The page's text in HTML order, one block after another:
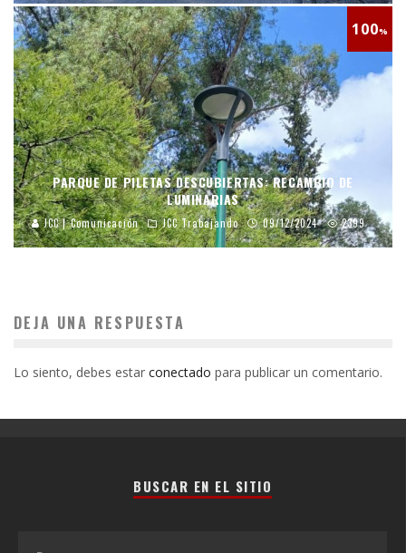
100%
PARQUE DE PILETAS DESCUBIERTAS: RECAMBIO DE
LUMINARIAS
JCC | Comunicación JCC Trabajando 09/12/2024 2399
DEJA UNA RESPUESTA
Lo siento, debes estar conectado para publicar un comentario.
BUSCAR EN EL SITIO